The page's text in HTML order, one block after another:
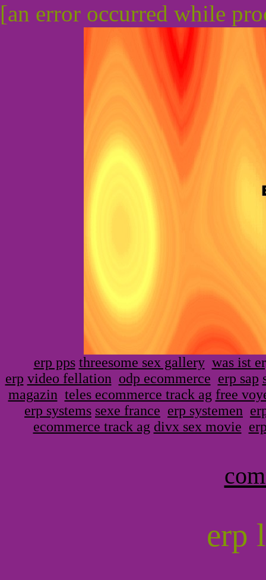
[an error occurred while
erp pps threesome sex gallery was ist
erp video fellation odp ecommerce erp sap
magazin teles ecommerce track ag free
erp systems sexe france erp systemen
ecommerce track ag divx sex movie
erp